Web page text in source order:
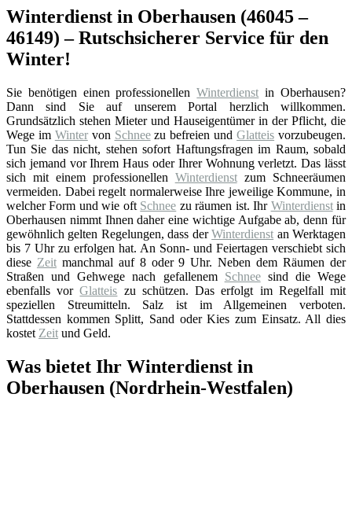
Winterdienst in Oberhausen (46045 –
46149) – Rutschsicherer Service für den
Winter!
Sie benötigen einen professionellenWinterdienst in Oberhausen?
Dann sind Sie auf unserem Portal herzlich willkommen.
Grundsätzlich stehen Mieter und Hauseigentümer in der Pflicht, die
Wege im Wintervon Schneezu befreien undGlatteis vorzubeugen.
Tun Sie das nicht, stehen sofort Haftungsfragen im Raum, sobald
sich jemand vor Ihrem Haus oder Ihrer Wohnung verletzt. Das lässt
sich mit einem professionellen Winterdienstzum Schneeräumen
vermeiden. Dabei regelt normalerweise Ihre jeweilige Kommune, in
welcher Form und wie oft Schnee zu räumen ist. Ihr Winterdienstin
Oberhausen nimmt Ihnen daher eine wichtige Aufgabe ab, denn für
gewöhnlich gelten Regelungen, dass derWinterdienst an Werktagen
bis 7 Uhr zu erfolgen hat. An Sonn- und Feiertagen verschiebt sich
diese Zeitmanchmal auf 8 oder 9 Uhr. Neben dem Räumen der
Straßen und Gehwege nach gefallenem Schneesind die Wege
ebenfalls vorGlatteis zu schützen. Das erfolgt im Regelfall mit
speziellen Streumitteln. Salz ist im Allgemeinen verboten.
Stattdessen kommen Splitt, Sand oder Kies zum Einsatz. All dies
kostet Zeit und Geld.
Was bietet Ihr Winterdienst in
Oberhausen (Nordrhein-Westfalen)